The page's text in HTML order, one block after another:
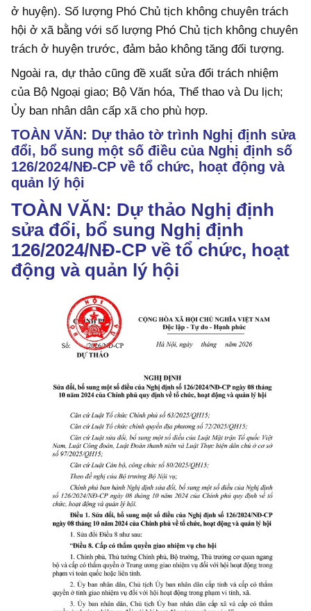
ở huyện). Số lượng Phó Chủ tịch không chuyên trách
hội ở xã bằng với số lượng Phó Chủ tịch không chuyên
trách ở huyện trước, đảm bảo không tăng đối tượng.
Ngoài ra, dự thảo cũng đề xuất sửa đổi trách nhiệm
của Bộ Ngoại giao; Bộ Văn hóa, Thể thao và Du lịch;
Ủy ban nhân dân cấp xã cho phù hợp.
TOÀN VĂN: Dự thảo tờ trình Nghị định sửa
đổi, bổ sung một số điều của Nghị định số
126/2024/NĐ-CP về tổ chức, hoạt động và
quản lý hội
TOÀN VĂN: Dự thảo Nghị định
sửa đổi, bổ sung Nghị định
126/2024/NĐ-CP về tổ chức, hoạt
động và quản lý hội